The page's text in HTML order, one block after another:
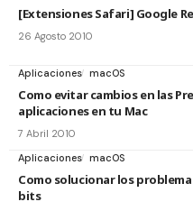
[Extensiones Safari] Google
26 Agosto 2010
Aplicaciones macOS
Como evitar cambios en las
aplicaciones en tu Mac
7 Abril 2010
Aplicaciones macOS
Como solucionar los
bits